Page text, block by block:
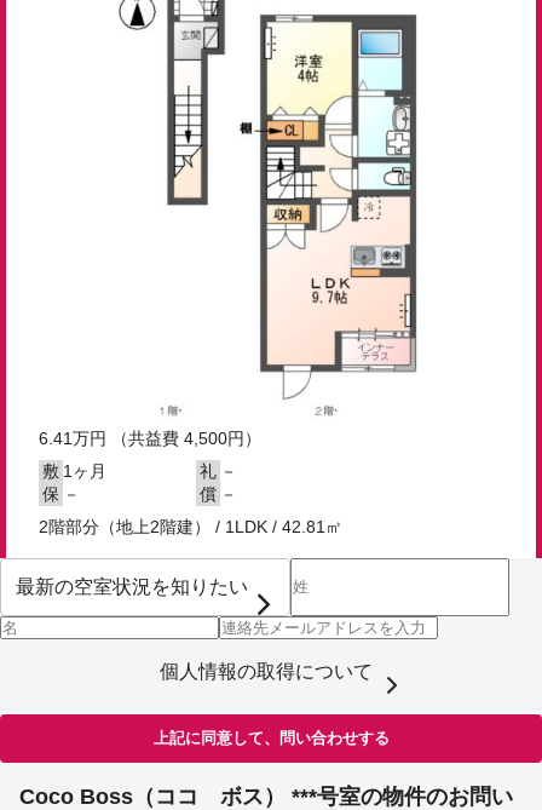
6.41万円
（共益費 4,500円）
敷 1ヶ月 礼 －
保 － 償 －
2階部分（地上2階建） / 1LDK / 42.81㎡
個人情報の取得について
上記に同意して、問い合わせする
Coco Boss（ココ ボス） ***号室の物件のお問い